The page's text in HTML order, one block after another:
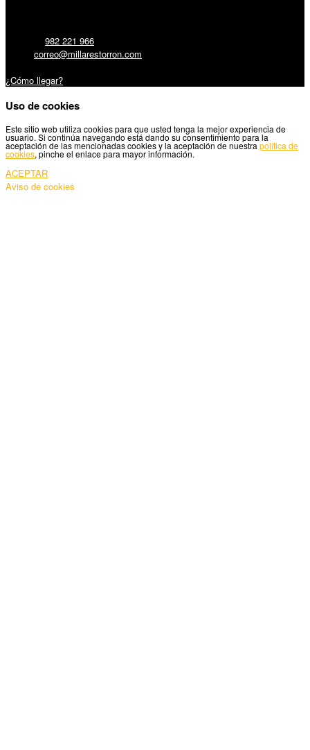
982 221 966
correo@millarestorron.com
¿Cómo llegar?
Uso de cookies
Este sitio web utiliza cookies para que usted tenga la mejor experiencia de
usuario. Si continúa navegando está dando su consentimiento para la
aceptación de las mencionadas cookies y la aceptación de nuestra política de
cookies, pinche el enlace para mayor información.
ACEPTAR
Aviso de cookies